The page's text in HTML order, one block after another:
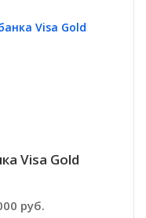
Visa Gold
руб.